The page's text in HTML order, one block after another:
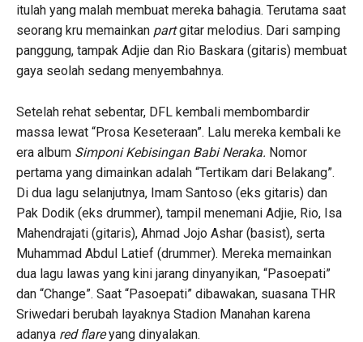
itulah yang malah membuat mereka bahagia. Terutama saat
seorang kru memainkan partgitar melodius. Dari samping
panggung, tampak Adjie dan Rio Baskara (gitaris) membuat
gaya seolah sedang menyembahnya.
Setelah rehat sebentar, DFL kembali membombardir
massa lewat “Prosa Keseteraan”. Lalu mereka kembali ke
era album Simponi Kebisingan Babi Neraka. Nomor
pertama yang dimainkan adalah “Tertikam dari Belakang”.
Di dua lagu selanjutnya, Imam Santoso (eks gitaris) dan
Pak Dodik (eks drummer), tampil menemani Adjie, Rio, Isa
Mahendrajati (gitaris), Ahmad Jojo Ashar (basist), serta
Muhammad Abdul Latief (drummer). Mereka memainkan
dua lagu lawas yang kini jarang dinyanyikan, “Pasoepati”
dan “Change”. Saat “Pasoepati” dibawakan, suasana THR
Sriwedari berubah layaknya Stadion Manahan karena
adanya red flareyang dinyalakan.